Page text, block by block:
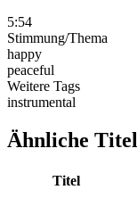
5:54
Stimmung/Thema
happy
peaceful
Weitere Tags
instrumental
Ähnliche Titel
Titel